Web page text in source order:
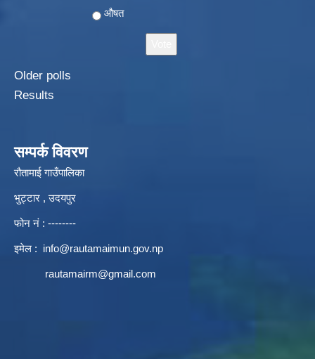
औषत
Older polls
Results
सम्पर्क विवरण
रौतामाई गाउँपालिका
भुट्टार , उदयपुर
फोन नं : --------
इमेल : info@rautamaimun.gov.np
rautamairm@gmail.com